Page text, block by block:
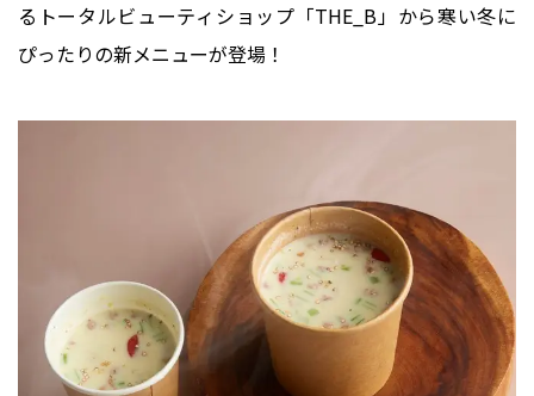
るトータルビューティショップ「THE_B」から寒い冬に
ぴったりの新メニューが登場！